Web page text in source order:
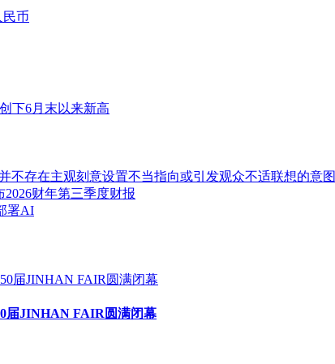
民币
下6月末以来新高
不存在主观刻意设置不当指向或引发观众不适联想的意图
2026财年第三季度财报
署AI
届JINHAN FAIR圆满闭幕